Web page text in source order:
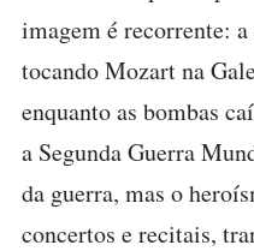
imagem é recorrente:
tocando Mozart na
enquanto as bombas
a Segunda Guerra
da guerra, mas o
concertos e recitais,